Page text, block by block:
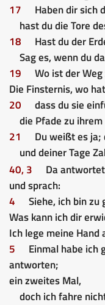
17
Haben dir sich
hast du die Tore
18
Hast du der
Sag es, wenn du
19
Wo ist der
Die Finsternis, wo
20
dass du sie
die Pfade zu
21
Du weißt es
und deiner Tage
40, 3
Da
und sprach:
4
Siehe, ich bin zu
Was kann ich dir
Ich lege meine Hand
5
Einmal habe ich
antworten;
ein zweites Mal,
doch ich fahre